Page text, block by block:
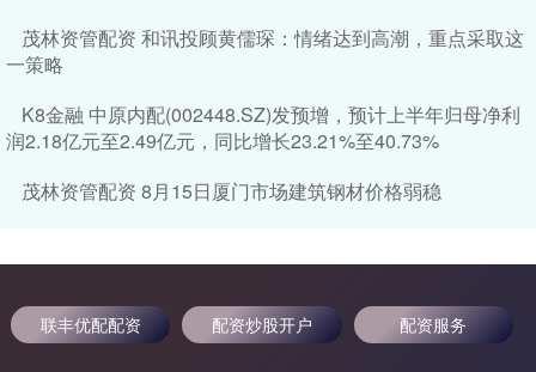
茂林资管配资 和讯投顾黄儒琛：情绪达到高潮，重点采取这
一策略
K8金融 中原内配(002448.SZ)发预增，预计上半年归母净利
润2.18亿元至2.49亿元，同比增长23.21%至40.73%
茂林资管配资 8月15日厦门市场建筑钢材价格弱稳
联丰优配配资 配资炒股开户 配资服务